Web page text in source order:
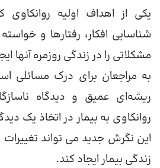
یکی از اهداف اولیه روانکاوی
شناسایی افکار، رفتارها و
مشکلاتی را در زندگی روزمره
به مراجعان برای درک مسائلی
ریشه‌ای عمیق و دیدگاه
روانکاوی به بیمار در اتخاذ یک
این نگرش جدید می تواند
زندگی بیمار ایجاد کند.